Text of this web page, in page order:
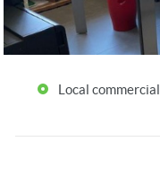
Local commercial